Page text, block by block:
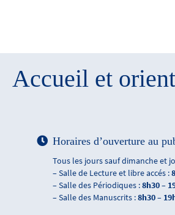
Accueil et
Horaires d’ouverture au
Tous les jours sauf dimanche et
– Salle de Lecture et libre accés :
– Salle des Périodiques :8h30 –
– Salle des Manuscrits :8h30 –